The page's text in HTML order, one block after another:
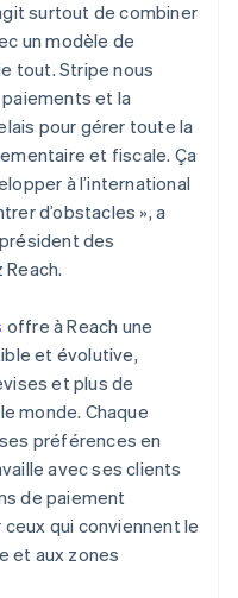
surtout de combiner
un modèle de
tout. Stripe nous
et la
pour gérer toute la
et fiscale. Ça
à l’international
d’obstacles », a
des
offre à Reach une
et évolutive,
et plus de
monde. Chaque
préférences en
avec ses clients
de paiement
qui conviennent le
et aux zones